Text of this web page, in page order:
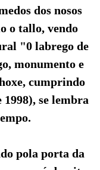
dos nosos
o tallo, vendo
"0 labrego de
monumento e
cumprindo
se lembra
pola porta da